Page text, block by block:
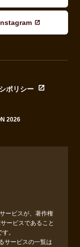
ポリシー
2026
ービスが、著作権
ービスであること
。
サービスの一覧は